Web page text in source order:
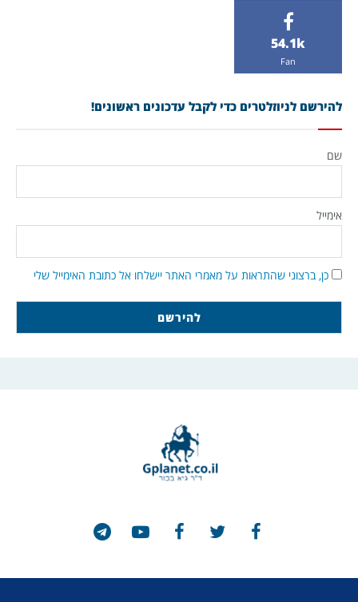
54.1k
Fan
להירשם לניוזלטרים כדי לקבל עדכונים ראשונים!
שם
אימייל
כן, ברצוני שהתראות על מאמרי האתר יישלחו אל כתובת האימייל שלי